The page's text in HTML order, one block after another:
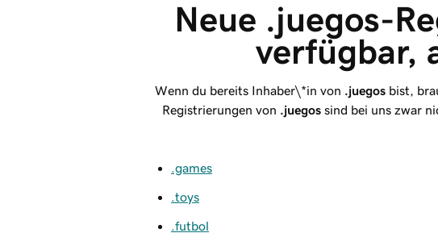
Neue .juegos-
verfügbar,
Wenn du bereits Inhaber\*in von .juegos bist,
Registrierungen von .juegossind bei uns zwar
.games
.toys
.futbol